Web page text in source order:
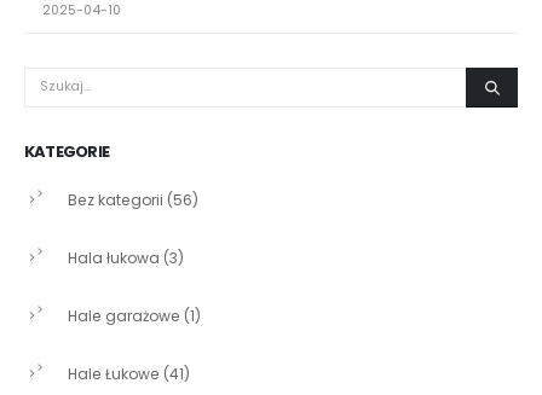
2025-04-10
KATEGORIE
Bez kategorii (56)
Hala łukowa (3)
Hale garażowe (1)
Hale Łukowe (41)